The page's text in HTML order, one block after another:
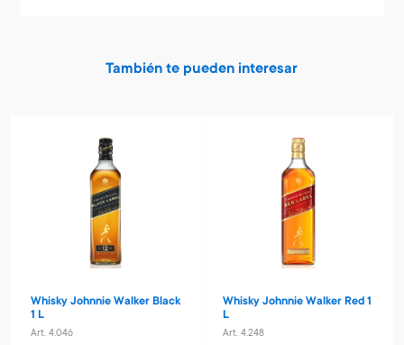
También te pueden interesar
Whisky Johnnie Walker Black
1 L
Art. 4.046
Whisky Johnnie Walker Red 1
L
Art. 4.248